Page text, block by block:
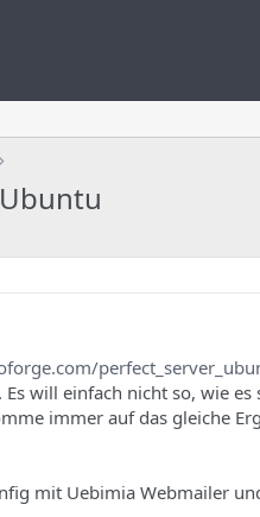
will einfach nicht so, wie
immer auf das gleiche
mit Uebimia Webmailer